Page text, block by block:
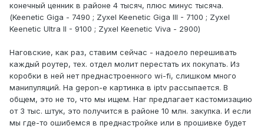
конечный ценник в районе 4 тысяч, плюс минус тысяча.
(Keenetic Giga - 7490 ; Zyxel Keenetic Giga III - 7100 ; Zyxel
Keenetic Ultra II - 9100 ; Zyxel Keenetic Viva - 2900)
Наговские, как раз, ставим сейчас - надоело перешивать
каждый роутер, тех. отдел молит перестать их покупать. Из
коробки в ней нет преднастроенного wi-fi, слишком много
манипуляций. На gepon-е картинка в iptv рассыпается. В
общем, это не то, что мы ищем. Наг предлагает кастомизацию
от 3 тыс. штук, это получится в районе 10 млн. закупка. И если
мы где-то ошибемся в преднастройке или в прошивке будет